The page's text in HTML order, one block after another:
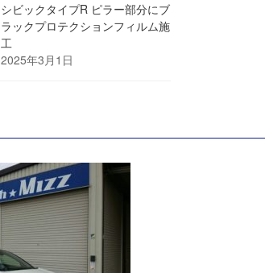
シビックタイプR ピラー部分にブ
ラックプロテクションフィルム施
工
2025年3月1日